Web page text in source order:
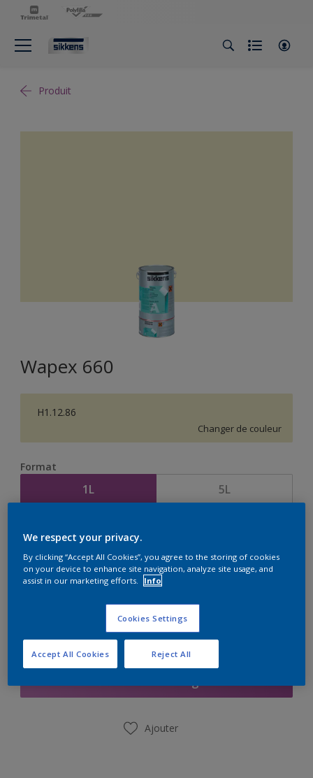
Produit
Wapex 660
H1.12.86
Changer de couleur
Format
1L 5L
Calculer
Ajouter à la liste d’achats
Ajouter
We respect your privacy.
By clicking “Accept All Cookies”, you agree to the storing of cookies
on your device to enhance site navigation, analyze site usage, and
assist in our marketing efforts.
Info
Cookies Settings
Reject All
Accept All Cookies